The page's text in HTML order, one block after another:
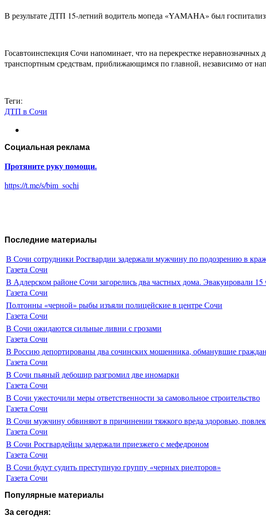
В результате ДТП 15-летний водитель мопеда «YAMAHA» был
Госавтоинспекция Сочи напоминает, что на перекрестке неравнозначных
транспортным средствам, приближающимся по главной, независимо от
Теги:
ДТП в Сочи
Социальная реклама
Протяните руку помощи.
https://t.me/s/bim_sochi
Последние материалы
В Сочи сотрудники Росгвардии задержали мужчину по подозрению в
Газета Сочи
В Адлерском районе Сочи загорелись два частных дома. Эвакуировали 15
Газета Сочи
Полтонны «черной» рыбы изъяли полицейские в центре Сочи
Газета Сочи
В Сочи ожидаются сильные ливни с грозами
Газета Сочи
В Россию депортированы два сочинских мошенника, обманувшие
Газета Сочи
В Сочи пьяный дебошир разгромил две иномарки
Газета Сочи
В Сочи ужесточили меры ответственности за самовольное строительство
Газета Сочи
В Сочи мужчину обвиняют в причинении тяжкого вреда здоровью,
Газета Сочи
В Сочи Росгвардейцы задержали приезжего с мефедроном
Газета Сочи
В Сочи будут судить преступную группу «черных риелторов»
Газета Сочи
Популярные материалы
За сегодня: